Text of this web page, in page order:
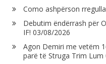
Como ashpërson
Debutim ëndërrash për
IF! 03/08/2026
Agon Demiri me vetëm
parë të Struga Trim Lum